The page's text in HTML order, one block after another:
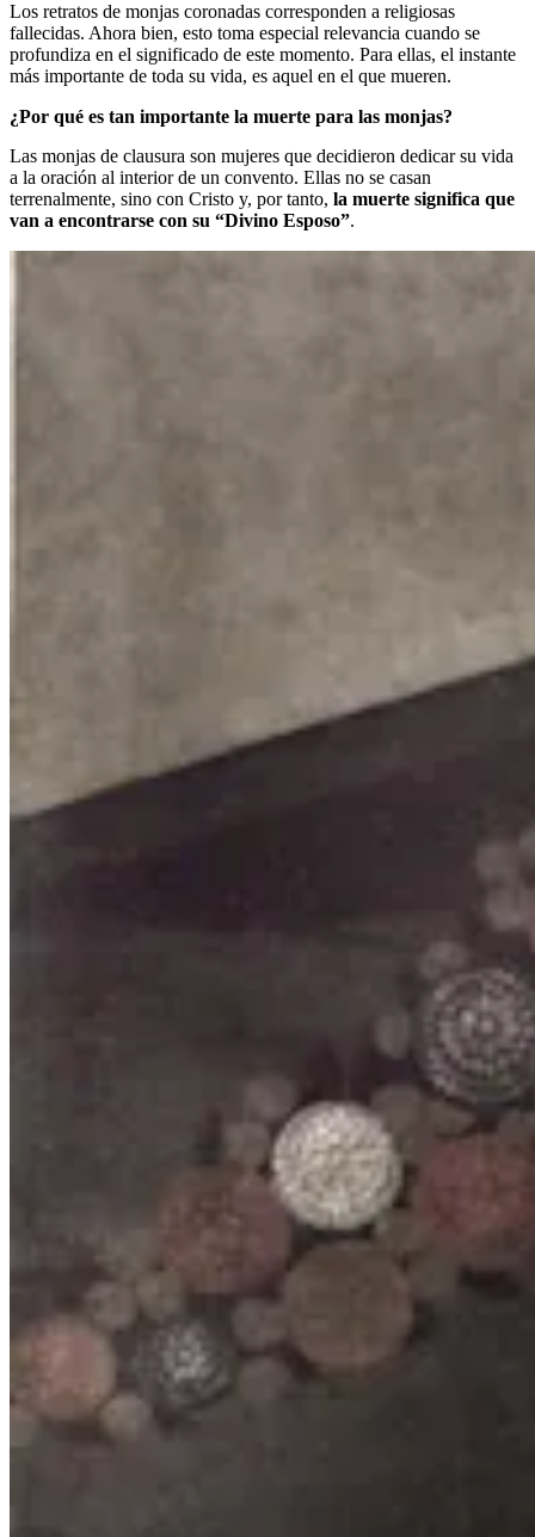
Los retratos de monjas coronadas corresponden a religiosas
fallecidas. Ahora bien, esto toma especial relevancia cuando se
profundiza en el significado de este momento. Para ellas, el instante
más importante de toda su vida, es aquel en el que mueren.
¿Por qué es tan importante la muerte para las monjas?
Las monjas de clausura son mujeres que decidieron dedicar su vida
a la oración al interior de un convento. Ellas no se casan
terrenalmente, sino con Cristo y, por tanto, la muerte significa que
van a encontrarse con su “Divino Esposo”.